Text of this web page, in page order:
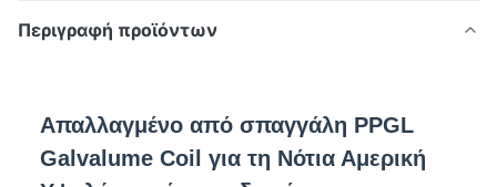
Περιγραφή προϊόντων
Απαλλαγμένο από σπαγγάλη PPGL
Galvalume Coil για τη Νότια Αμερική